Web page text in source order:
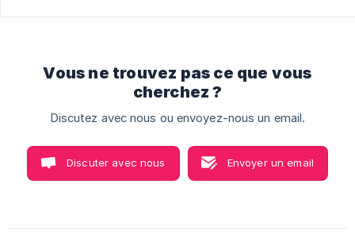
Vous ne trouvez pas ce que vous
cherchez ?
Discutez avec nous ou envoyez-nous un email.
Discuter avec nous Envoyer un email